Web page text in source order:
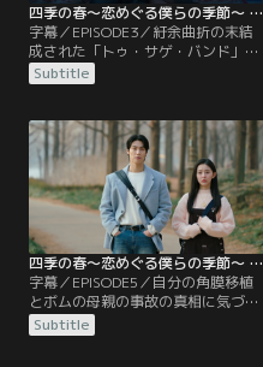
四季の春～恋めぐる僕らの季節～ 第03話／字幕
字幕／EPISODE3／紆余曲折の末結
成された「トゥ・サゲ・バンド」は
学園祭のステージに立つことにな
り、本格的な練習が始まる。しか
絆を深めるためにも合宿に行くこと
になるが--メンバーそれぞれの問題
が浮上する中、学園際での初ステー
ジを無事に終えることができるの
か。
Subtitle
四季の春～恋めぐる僕らの季節～ 第05話／字幕
字幕／EPISODE5／自分の角膜移植
とボムの母親の事故の真相に気づい
たサゲはボムと距離を置くことを決
意。ボムを傍で見守るテヤンはつい
Subtitle